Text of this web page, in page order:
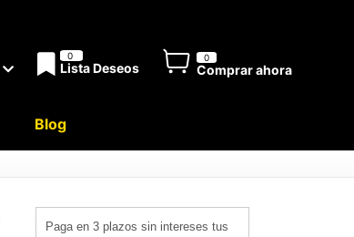
0
Lista Deseos
0
Comprar ahora
Blog
Paga en 3 plazos sin intereses tus